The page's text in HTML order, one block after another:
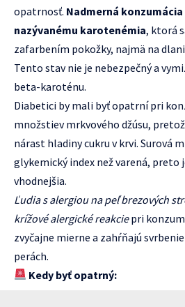
opatrnosť. Nadmerná
nazývanému karotenémia, ktorá
zafarbením pokožky, najmä na
Tento stav nie je nebezpečný a
beta-karoténu.
Diabetici by mali byť opatrní pri
množstiev mrkvového džúsu,
nárast hladiny cukru v krvi. Surová
glykemický index než varená, preto
vhodnejšia.
Ľudia s alergiou na peľ brezových
krížové alergické reakciepri
zvyčajne mierne a zahŕňajú
perách.
Kedy byť opatrný: